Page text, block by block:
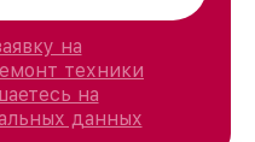
на
техники
на
данных